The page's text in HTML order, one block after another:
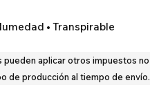
• Transpirable
pueden aplicar otros impuestos no
de producción al tiempo de envío.